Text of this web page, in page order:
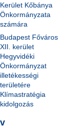
Kerület Kőbánya
Önkormányzata
számára
Budapest Főváros
XII. kerület
Hegyvidéki
Önkormányzat
illetékességi
területére
Klímastratégia
kidolgozás